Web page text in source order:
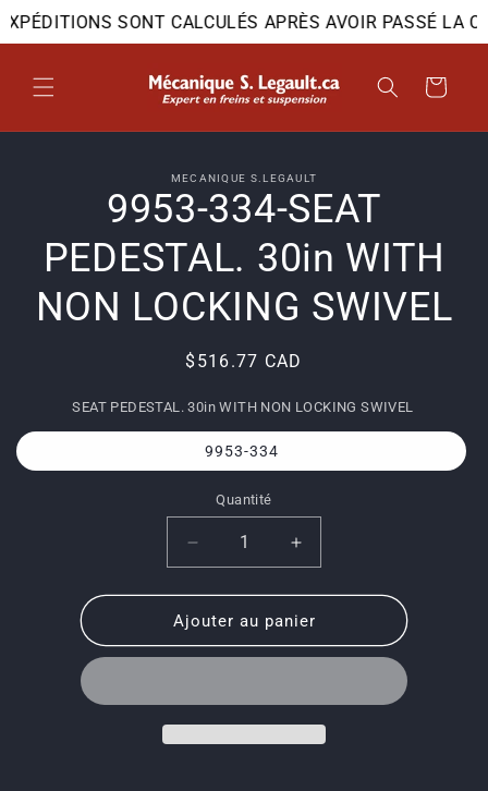
SONT CALCULÉS APRÈS AVOIR PASSÉ LA
passer
au
Panier
MECANIQUE S.LEGAULT
9953-334-SEAT
PEDESTAL. 30in WITH
NON LOCKING SWIVEL
Prix
$516.77 CAD
SEAT PEDESTAL. 30in WITH NON LOCKING SWIVEL
9953-334
Quantité
Quantité
Réduire
la
quantité
de
9953-
PEDESTAL.
Augmenter
la
quantité
de
9953-
PEDESTAL.
30in
Ajouter au panier